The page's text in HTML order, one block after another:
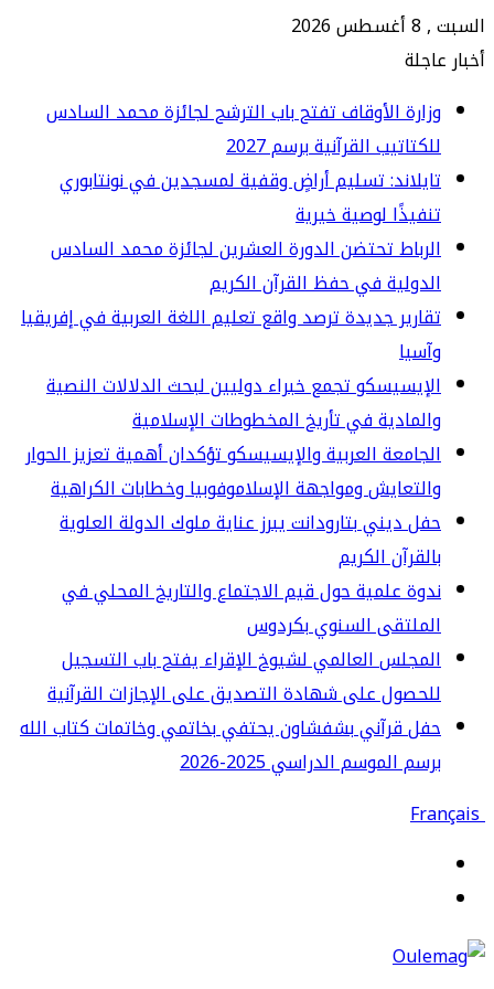
الأوقاف تفتح باب الترشح لجائزة محمد السادس
القرآنية برسم 2027
تسليم أراضٍ وقفية لمسجدين في نونتابوري
لوصية خيرية
تحتضن الدورة العشرين لجائزة محمد السادس
في حفظ القرآن الكريم
جديدة ترصد واقع تعليم اللغة العربية في إفريقيا
تجمع خبراء دوليين لبحث الدلالات النصية
في تأريخ المخطوطات الإسلامية
العربية والإيسيسكو تؤكدان أهمية تعزيز الحوار
ومواجهة الإسلاموفوبيا وخطابات الكراهية
ديني بتارودانت يبرز عناية ملوك الدولة العلوية
الكريم
علمية حول قيم الاجتماع والتاريخ المحلي في
السنوي بكردوس
العالمي لشيوخ الإقراء يفتح باب التسجيل
على شهادة التصديق على الإجازات القرآنية
قرآني بشفشاون يحتفي بخاتمي وخاتمات كتاب الله
الموسم الدراسي 2025-2026